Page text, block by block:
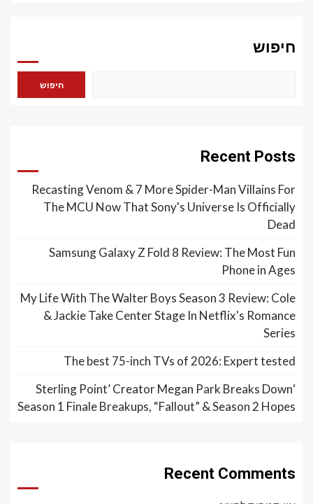
חיפוש
חיפוש
Recent Posts
Recasting Venom & 7 More Spider-Man Villains For
The MCU Now That Sony's Universe Is Officially
Dead
Samsung Galaxy Z Fold 8 Review: The Most Fun
Phone in Ages
My Life With The Walter Boys Season 3 Review: Cole
& Jackie Take Center Stage In Netflix's Romance
Series
The best 75-inch TVs of 2026: Expert tested
‘Sterling Point’ Creator Megan Park Breaks Down
Season 1 Finale Breakups, “Fallout” & Season 2 Hopes
Recent Comments